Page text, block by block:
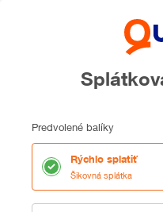
Predvolené balíky
Rýchlo splatiť
Šikovná splátka